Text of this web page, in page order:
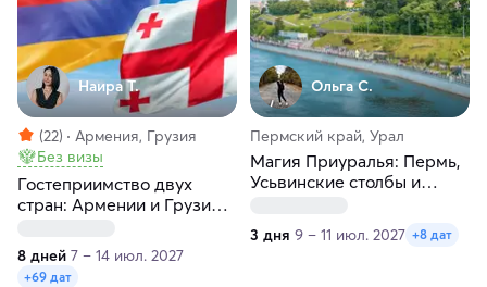
Наира Т.
(22)
Армения, Грузия
Без визы
Гостеприимство двух
стран: Армении и Грузии
8 дней 7 – 14 июл. 2027
+69 дат
Ольга С.
Пермский край, Урал
Магия Приуралья: Пермь,
Усьвинские столбы и
3 дня 9 – 11 июл. 2027 +8 дат